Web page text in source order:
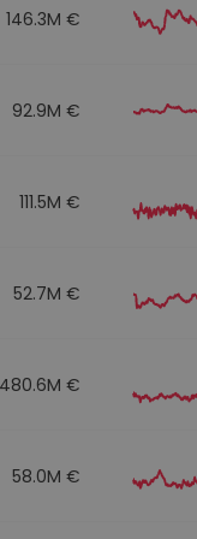
146.3M €
92.9M €
111.5M €
52.7M €
480.6M €
58.0M €